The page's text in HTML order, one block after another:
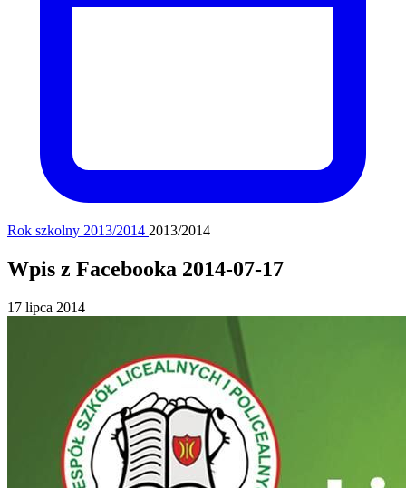
Rok szkolny 2013/2014 2013/2014
Wpis z Facebooka 2014-07-17
17 lipca 2014